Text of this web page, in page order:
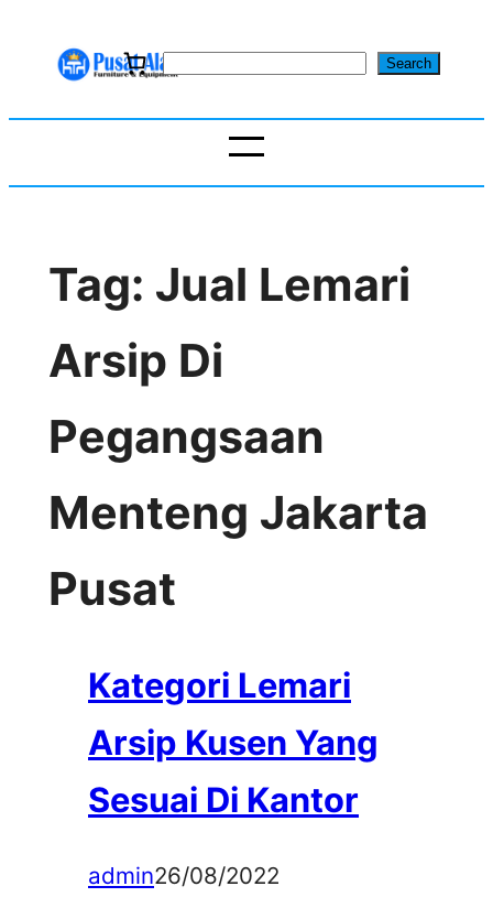
S
r
Search
Tag: Jual Lemari
Arsip Di
Pegangsaan
Menteng Jakarta
Pusat
Kategori Lemari
Arsip Kusen Yang
Sesuai Di Kantor
admin26/08/2022